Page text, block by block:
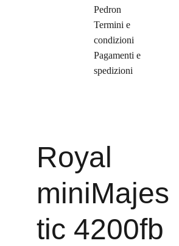
Pedron
Termini e
condizioni
Pagamenti e
spedizioni
Royal
miniMajes
tic 4200fb